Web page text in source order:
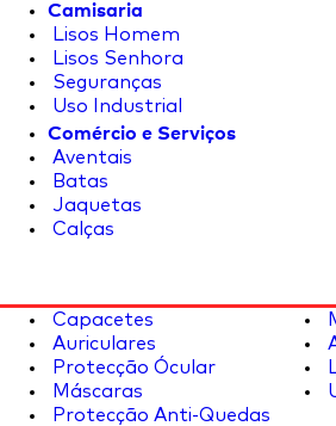
Camisaria
Lisos Homem
Lisos Senhora
Seguranças
Uso Industrial
Comércio e Serviços
Aventais
Batas
Jaquetas
Calças
Capacetes
Auriculares
Protecção Ócular
Máscaras
Protecção Anti-Quedas